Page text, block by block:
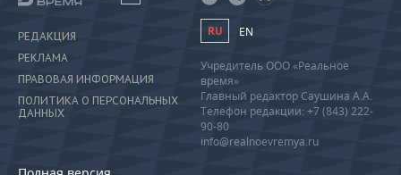
РЕДАКЦИЯ
РЕКЛАМА
ПРАВОВАЯ ИНФОРМАЦИЯ
ПОЛИТИКА О ПЕРСОНАЛЬНЫХ
ДАННЫХ
RU EN
Учредитель ООО «Реальное
время»
Главный редактор Саушина А.А.
Телефон редакции: +7 (843) 222-
90-80
info@realnoevremya.ru